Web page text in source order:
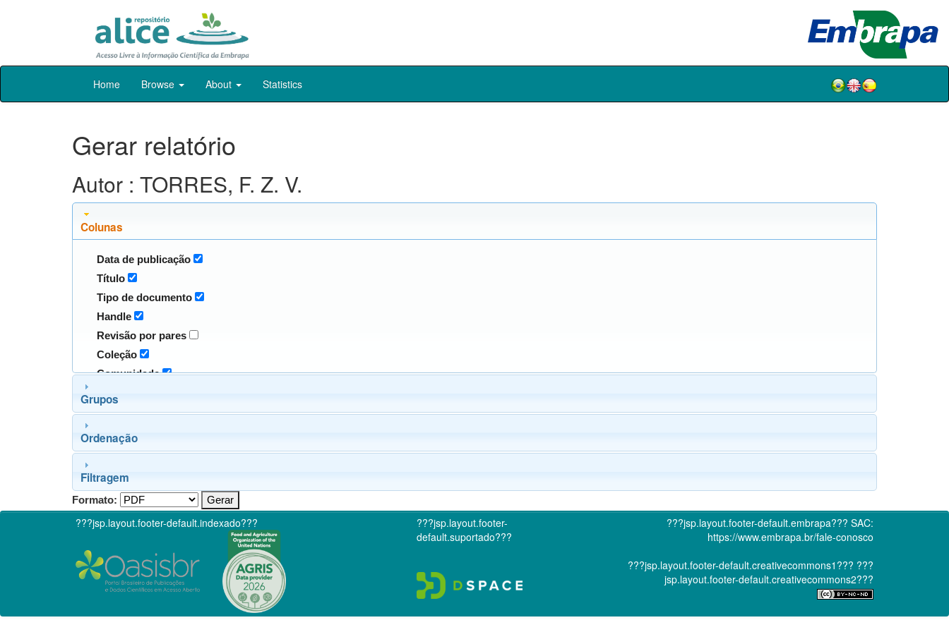
Skip
Home Browse About Statistics
Gerar relatório
Autor : TORRES, F. Z. V.
Colunas
Data de publicação
Título
Tipo de documento
Handle
Revisão por pares
Coleção
Comunidade
Grupos
Ordenação
Filtragem
Formato:
???jsp.layout.footer-default.indexado???
???jsp.layout.footer-
default.suportado???
???jsp.layout.footer-default.embrapa??? SAC:
https://www.embrapa.br/fale-conosco
???jsp.layout.footer-default.creativecommons1??? ???
jsp.layout.footer-default.creativecommons2???